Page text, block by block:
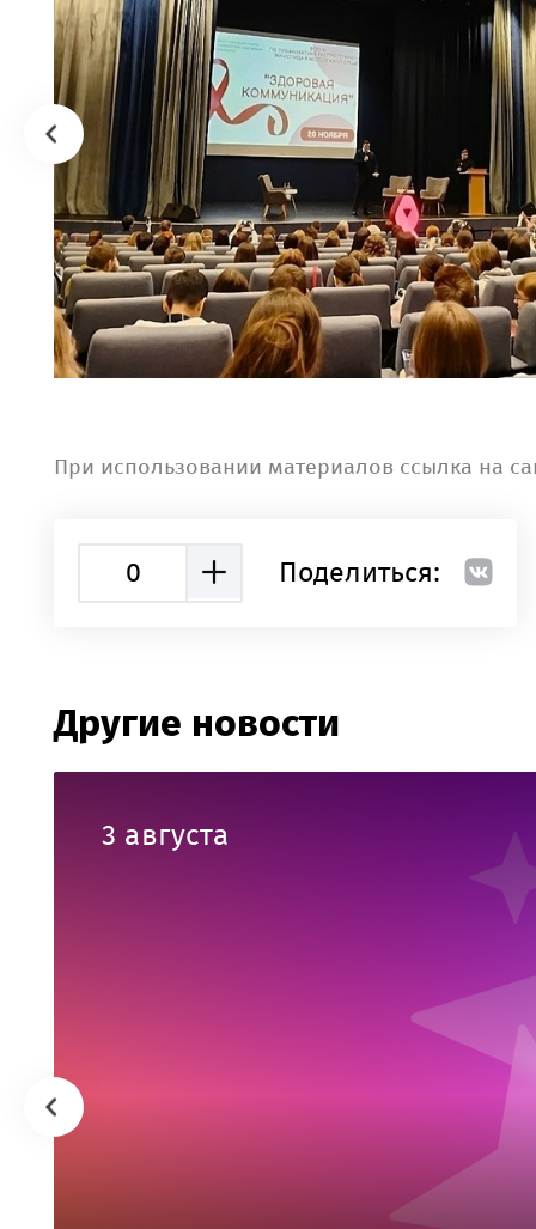
При использовании материалов ссылка на
0 Поделиться:
Другие новости
3 августа